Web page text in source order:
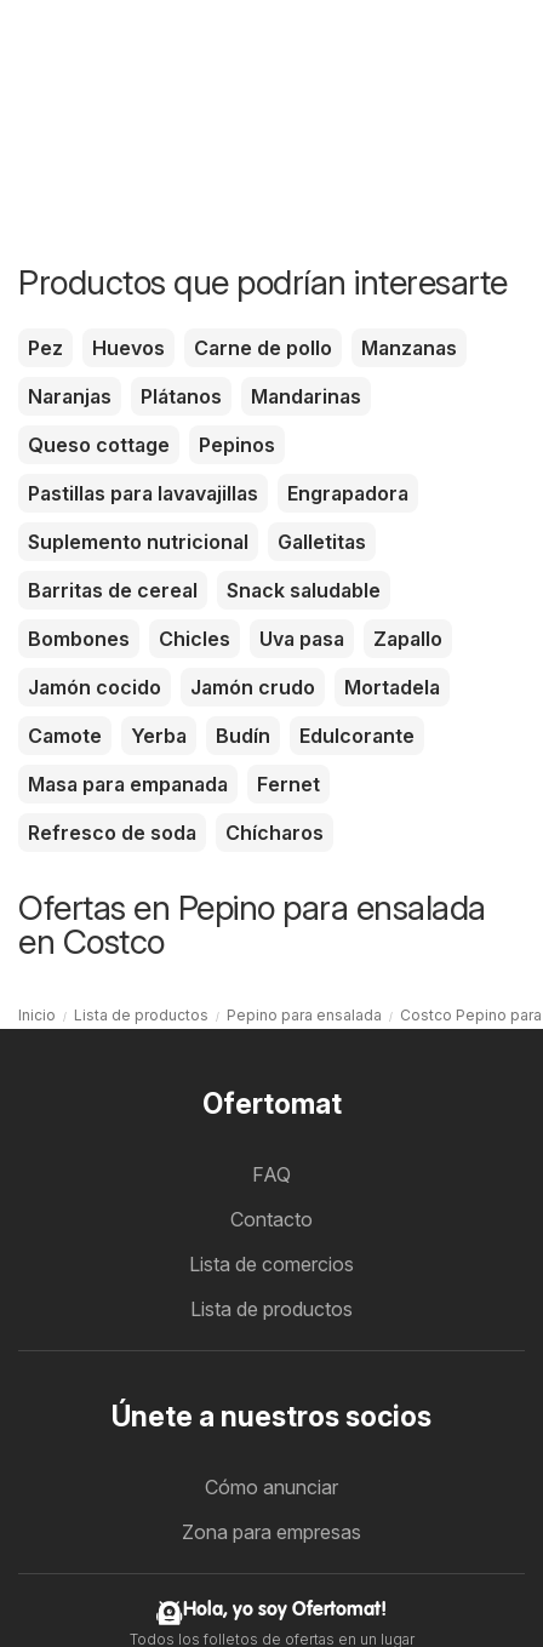
Productos que podrían interesarte
Pez Huevos Carne de pollo
Manzanas
Naranjas
Plátanos
Mandarinas
Queso cottage
Pepinos
Pastillas para lavavajillas
Engrapadora
Suplemento nutricional
Galletitas
Barritas de cereal
Snack saludable
Bombones
Chicles Uva pasa
Zapallo
Jamón cocido
Jamón crudo
Mortadela
Camote
Yerba Budín
Edulcorante
Masa para empanada
Fernet
Refresco de soda
Chícharos
Ofertas en Pepino para ensalada
en Costco
Inicio Lista de productos Pepino para ensalada Costco Pepino
Ofertomat
FAQ
Contacto
Lista de comercios
Lista de productos
Únete a nuestros socios
Cómo anunciar
Zona para empresas
Hola, yo soy Ofertomat!
Todos los folletos de ofertas en un lugar